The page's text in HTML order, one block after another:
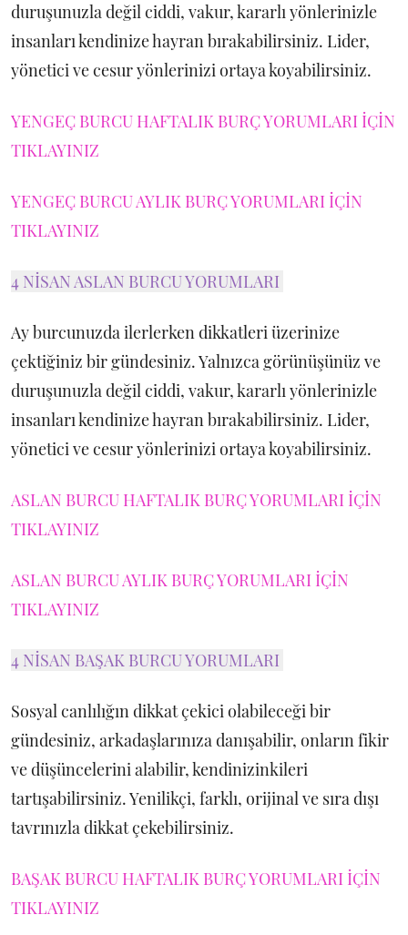
duruşunuzla değil ciddi, vakur, kararlı yönlerinizle
insanları kendinize hayran bırakabilirsiniz. Lider,
yönetici ve cesur yönlerinizi ortaya koyabilirsiniz.
YENGEÇ BURCU HAFTALIK BURÇ YORUMLARI İÇİN
TIKLAYINIZ
YENGEÇ BURCU AYLIK BURÇ YORUMLARI İÇİN
TIKLAYINIZ
4 NİSAN ASLAN BURCU YORUMLARI
Ay burcunuzda ilerlerken dikkatleri üzerinize
çektiğiniz bir gündesiniz. Yalnızca görünüşünüz ve
duruşunuzla değil ciddi, vakur, kararlı yönlerinizle
insanları kendinize hayran bırakabilirsiniz. Lider,
yönetici ve cesur yönlerinizi ortaya koyabilirsiniz.
ASLAN BURCU HAFTALIK BURÇ YORUMLARI İÇİN
TIKLAYINIZ
ASLAN BURCU AYLIK BURÇ YORUMLARI İÇİN
TIKLAYINIZ
4 NİSAN BAŞAK BURCU YORUMLARI
Sosyal canlılığın dikkat çekici olabileceği bir
gündesiniz, arkadaşlarınıza danışabilir, onların fikir
ve düşüncelerini alabilir, kendinizinkileri
tartışabilirsiniz. Yenilikçi, farklı, orijinal ve sıra dışı
tavrınızla dikkat çekebilirsiniz.
BAŞAK BURCU HAFTALIK BURÇ YORUMLARI İÇİN
TIKLAYINIZ